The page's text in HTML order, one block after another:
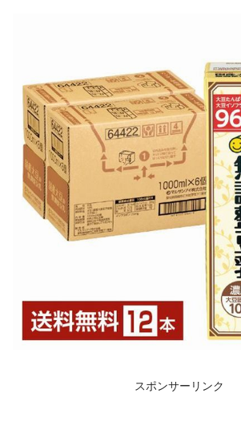
スポンサーリンク